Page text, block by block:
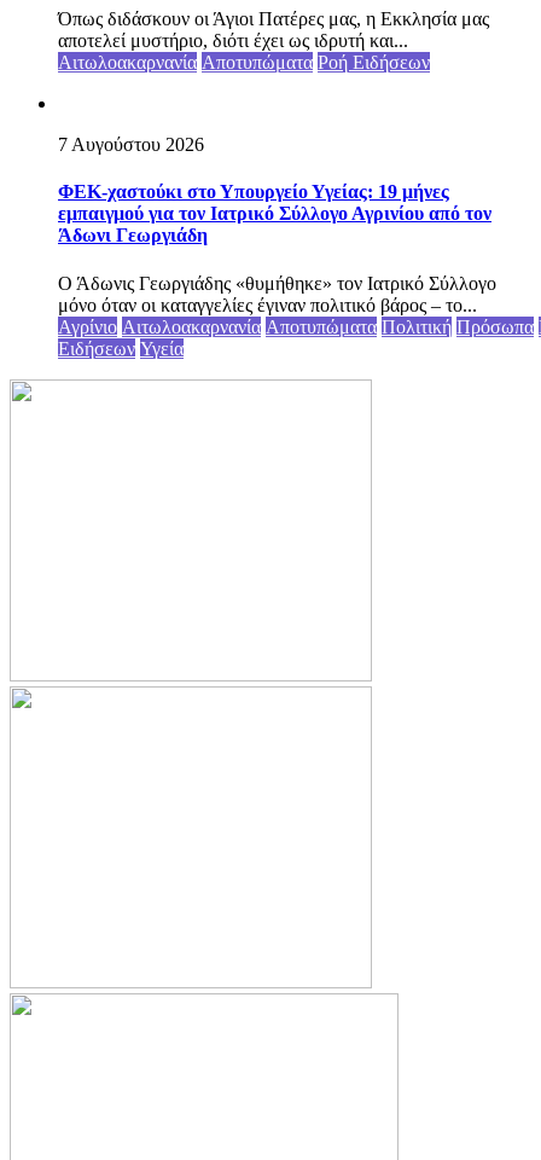
Όπως διδάσκουν οι Άγιοι Πατέρες μας, η Εκκλησία μας
αποτελεί μυστήριο, διότι έχει ως ιδρυτή και...
Αιτωλοακαρνανία Αποτυπώματα Ροή Ειδήσεων
7 Αυγούστου 2026
ΦΕΚ-χαστούκι στο Υπουργείο Υγείας: 19 μήνες
εμπαιγμού για τον Ιατρικό Σύλλογο Αγρινίου από τον
Άδωνι Γεωργιάδη
Ο Άδωνις Γεωργιάδης «θυμήθηκε» τον Ιατρικό Σύλλογο
μόνο όταν οι καταγγελίες έγιναν πολιτικό βάρος – το...
Αγρίνιο Αιτωλοακαρνανία Αποτυπώματα Πολιτική Πρόσωπα
Ειδήσεων Υγεία